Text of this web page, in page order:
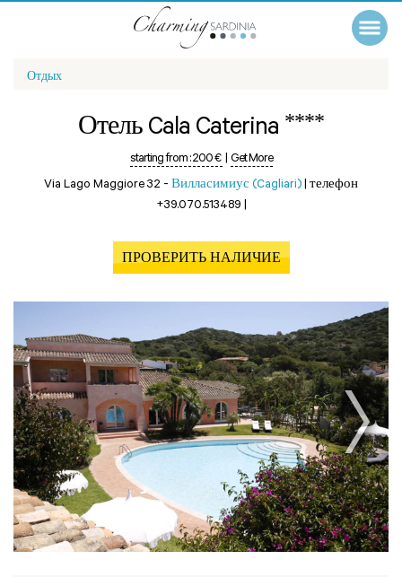
Отдых
Отель Cala Caterina ****
starting from :200 € | Get More
Via Lago Maggiore 32 - Вилласимиус (Cagliari) | телефон
+39.070.513489 |
ПРОВЕРИТЬ НАЛИЧИЕ